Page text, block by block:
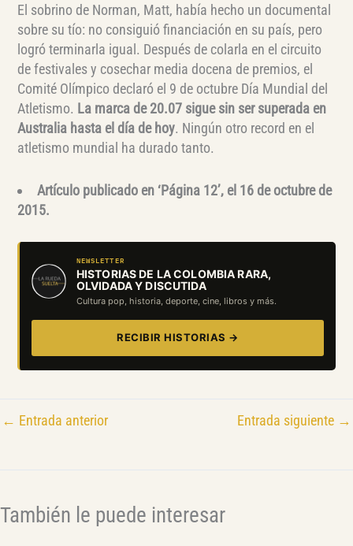
El sobrino de Norman, Matt, había hecho un documental
sobre su tío: no consiguió financiación en su país, pero
logró terminarla igual. Después de colarla en el circuito
de festivales y cosechar media docena de premios, el
Comité Olímpico declaró el 9 de octubre Día Mundial del
Atletismo. La marca de 20.07 sigue sin ser superada en
Australia hasta el día de hoy. Ningún otro record en el
atletismo mundial ha durado tanto.
Artículo publicado en ‘Página 12’, el 16 de octubre de
2015.
NEWSLETTER
HISTORIAS DE LA COLOMBIA RARA,
OLVIDADA Y DISCUTIDA
Cultura pop, historia, deporte, cine, libros y más.
RECIBIR HISTORIAS →
← Entrada anterior Entrada siguiente →
También le puede interesar